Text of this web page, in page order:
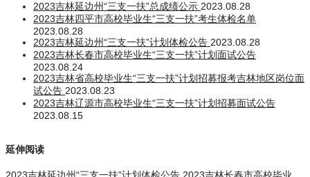
2023吉林延边州“三支一扶”总成绩公示 2023.08.28
2023吉林四平市高校毕业生“三支一扶”考生体检名单
2023.08.28
2023吉林延边州“三支一扶”计划体检公告 2023.08.28
2023吉林长春市高校毕业生“三支一扶”计划面试公告
2023.08.24
2023吉林省高校毕业生“三支一扶”计划招募报考吉林地区岗位面
试公告 2023.08.23
2023吉林辽源市高校毕业生“三支一扶”计划招募面试公告
2023.08.15
延伸阅读
2023吉林延边州“三支一扶”计划体检公告 2023吉林长春市高校毕业